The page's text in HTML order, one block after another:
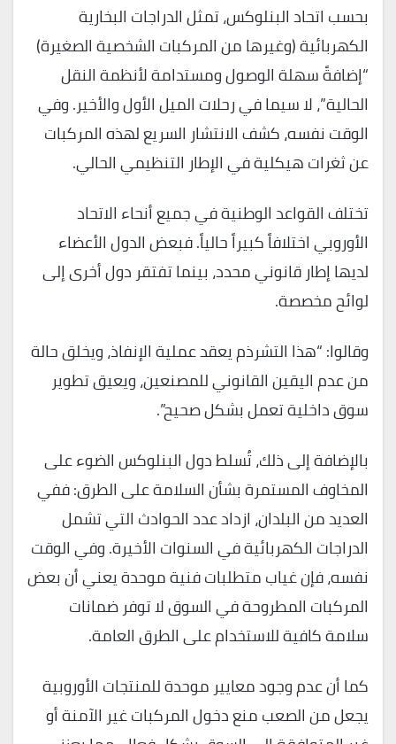
بحسب اتحاد البنلوكس، تمثل الدراجات البخارية
الكهربائية (وغيرها من المركبات الشخصية الصغيرة)
“إضافةً سهلة الوصول ومستدامة لأنظمة النقل
الحالية”، لا سيما في رحلات الميل الأول والأخير. وفي
الوقت نفسه، كشف الانتشار السريع لهذه المركبات
عن ثغرات هيكلية في الإطار التنظيمي الحالي.
تختلف القواعد الوطنية في جميع أنحاء الاتحاد
الأوروبي اختلافاً كبيراً حالياً. فبعض الدول الأعضاء
لديها إطار قانوني محدد، بينما تفتقر دول أخرى إلى
لوائح مخصصة.
وقالوا: “هذا التشرذم يعقد عملية الإنفاذ، ويخلق حالة
من عدم اليقين القانوني للمصنعين، ويعيق تطوير
سوق داخلية تعمل بشكل صحيح”.
بالإضافة إلى ذلك، تُسلط دول البنلوكس الضوء على
المخاوف المستمرة بشأن السلامة على الطرق: ففي
العديد من البلدان، ازداد عدد الحوادث التي تشمل
الدراجات الكهربائية في السنوات الأخيرة. وفي الوقت
نفسه، فإن غياب متطلبات فنية موحدة يعني أن بعض
المركبات المطروحة في السوق لا توفر ضمانات
سلامة كافية للاستخدام على الطرق العامة.
كما أن عدم وجود معايير موحدة للمنتجات الأوروبية
يجعل من الصعب منع دخول المركبات غير الآمنة أو